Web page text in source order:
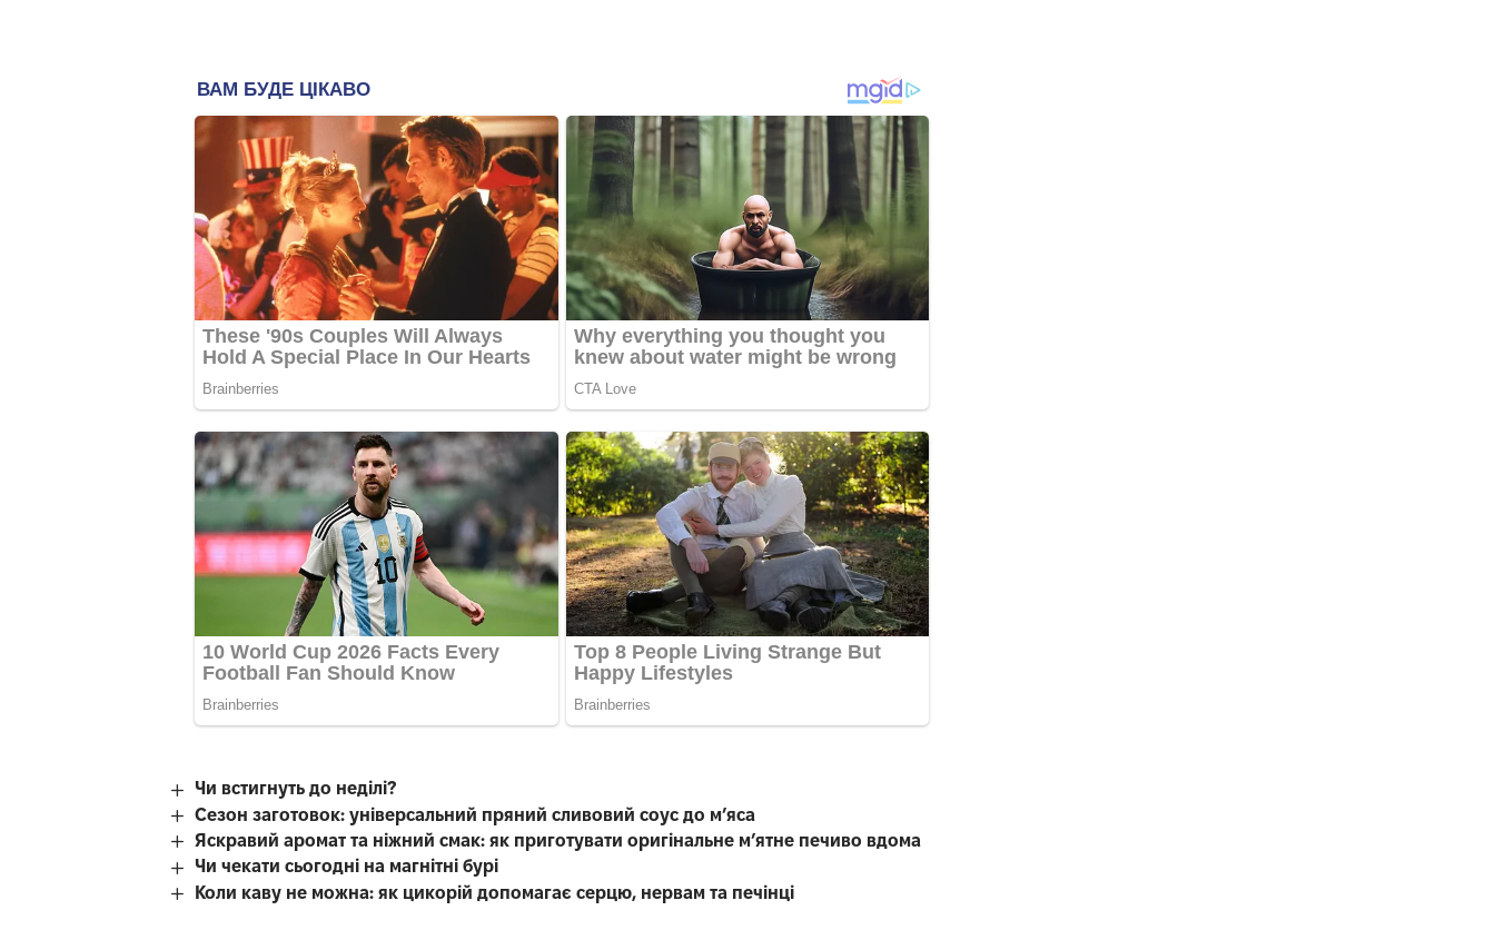
Чи встигнуть до неділі?
Сезон заготовок: універсальний пряний сливовий соус до мʼяса
Яскравий аромат та ніжний смак: як приготувати оригінальне м’ятне печиво вдома
Чи чекати сьогодні на магнітні бурі
Коли каву не можна: як цикорій допомагає серцю, нервам та печінці